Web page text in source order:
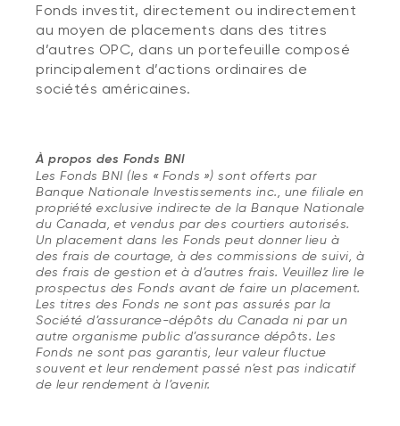
Fonds investit, directement ou indirectement
au moyen de placements dans des titres
d’autres OPC, dans un portefeuille composé
principalement d’actions ordinaires de
sociétés américaines.
À propos des Fonds BNI
Les Fonds BNI (les « Fonds ») sont offerts par
Banque Nationale Investissements inc., une filiale en
propriété exclusive indirecte de la Banque Nationale
du Canada, et vendus par des courtiers autorisés.
Un placement dans les Fonds peut donner lieu à
des frais de courtage, à des commissions de suivi, à
des frais de gestion et à d’autres frais. Veuillez lire le
prospectus des Fonds avant de faire un placement.
Les titres des Fonds ne sont pas assurés par la
Société d’assurance-dépôts du Canada ni par un
autre organisme public d’assurance dépôts. Les
Fonds ne sont pas garantis, leur valeur fluctue
souvent et leur rendement passé n’est pas indicatif
de leur rendement à l’avenir.